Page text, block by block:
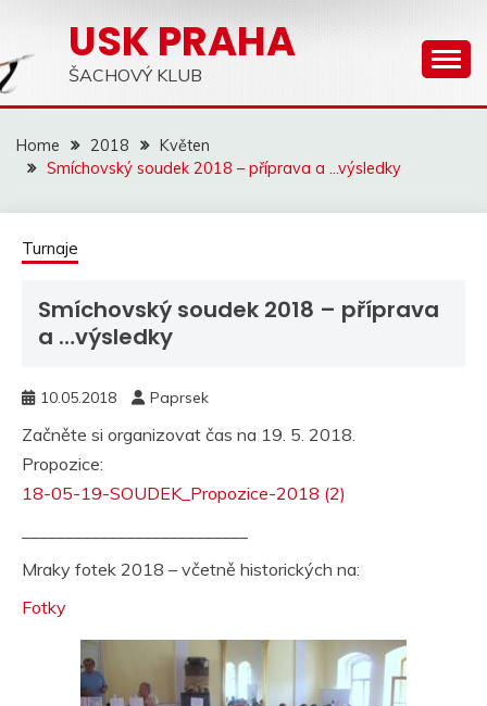
content
USK PRAHA
ŠACHOVÝ KLUB
Home 2018
Květen
Smíchovský soudek 2018 – příprava a …výsledky
Turnaje
Smíchovský soudek 2018 – příprava
a …výsledky
10.05.2018 Paprsek
Začněte si organizovat čas na 19. 5. 2018.
Propozice:
18-05-19-SOUDEK_Propozice-2018 (2)
Mraky fotek 2018 – včetně historických na:
Fotky